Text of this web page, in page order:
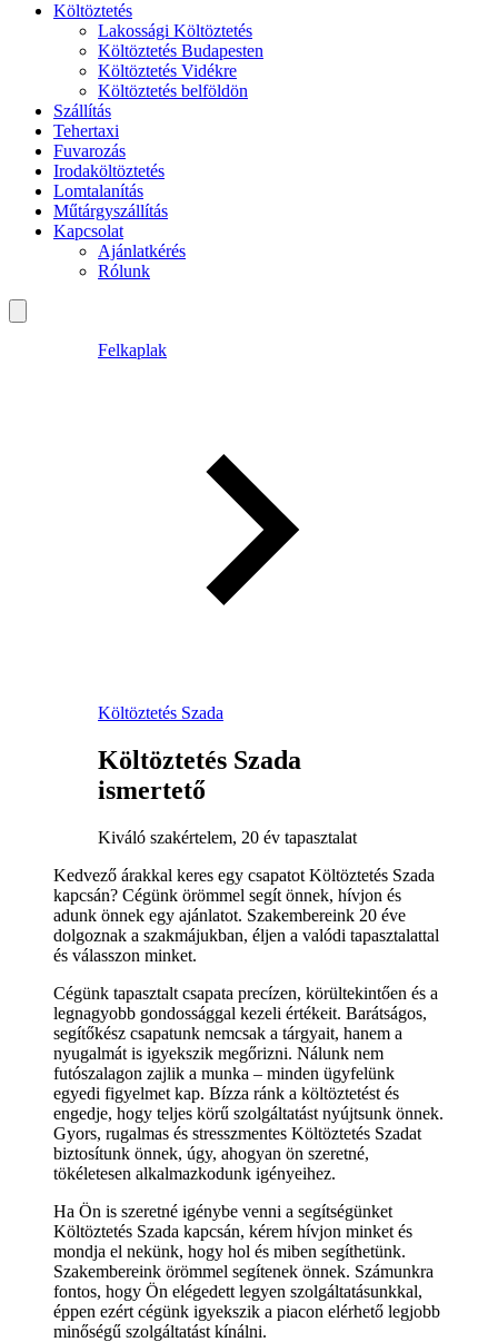
Költöztetés
Lakossági Költöztetés
Költöztetés Budapesten
Költöztetés Vidékre
Költöztetés belföldön
Szállítás
Tehertaxi
Fuvarozás
Irodaköltöztetés
Lomtalanítás
Műtárgyszállítás
Kapcsolat
Ajánlatkérés
Rólunk
Felkaplak
Költöztetés Szada
Költöztetés Szada
ismertető
Kiváló szakértelem, 20 év tapasztalat
Kedvező árakkal keres egy csapatot Költöztetés Szada
kapcsán? Cégünk örömmel segít önnek, hívjon és
adunk önnek egy ajánlatot. Szakembereink 20 éve
dolgoznak a szakmájukban, éljen a valódi tapasztalattal
és válasszon minket.
Cégünk tapasztalt csapata precízen, körültekintően és a
legnagyobb gondossággal kezeli értékeit. Barátságos,
segítőkész csapatunk nemcsak a tárgyait, hanem a
nyugalmát is igyekszik megőrizni. Nálunk nem
futószalagon zajlik a munka – minden ügyfelünk
egyedi figyelmet kap. Bízza ránk a költöztetést és
engedje, hogy teljes körű szolgáltatást nyújtsunk önnek.
Gyors, rugalmas és stresszmentes Költöztetés Szadat
biztosítunk önnek, úgy, ahogyan ön szeretné,
tökéletesen alkalmazkodunk igényeihez.
Ha Ön is szeretné igénybe venni a segítségünket
Költöztetés Szada kapcsán, kérem hívjon minket és
mondja el nekünk, hogy hol és miben segíthetünk.
Szakembereink örömmel segítenek önnek. Számunkra
fontos, hogy Ön elégedett legyen szolgáltatásunkkal,
éppen ezért cégünk igyekszik a piacon elérhető legjobb
minőségű szolgáltatást kínálni.